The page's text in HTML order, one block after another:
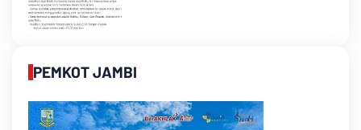
PEMKOT JAMBI